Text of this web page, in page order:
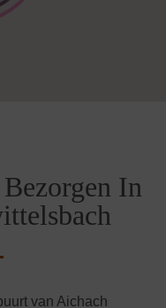
In
van Aichach